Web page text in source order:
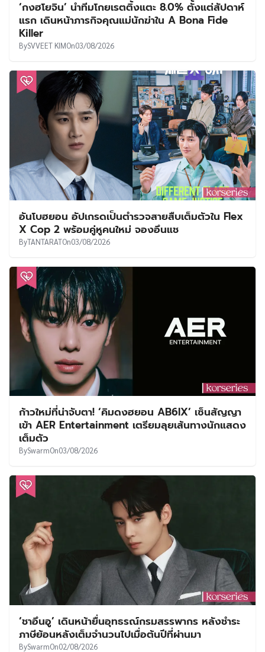
‘กงฮโยจิน’ นำทีมโกยเรตติ้งแตะ 8.0% ตั้งแต่สัปดาห์
แรก เดินหน้าภารกิจคุณแม่นักฆ่าใน A Bona Fide
Killer
BySVVEET KIMOn03/08/2026
อันโบฮยอน อัปเกรดเป็นตำรวจสายสืบเต็มตัวใน Flex
X Cop 2 พร้อมคู่หูคนใหม่ จองอึนแช
ByTANTARATOn03/08/2026
ก้าวใหม่ที่น่าจับตา! ‘คิมดงฮยอน AB6IX’ เซ็นสัญญา
เข้า AER Entertainment เตรียมลุยเส้นทางนักแสดง
เต็มตัว
BySwarmOn03/08/2026
‘ชาอึนอู’ เดินหน้ายื่นอุทธรณ์กรมสรรพากร หลังชำระ
ภาษีย้อนหลังเต็มจำนวนไปเมื่อต้นปีที่ผ่านมา
BySwarmOn02/08/2026